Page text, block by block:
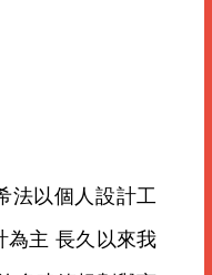
法以個人設計工
為主 長久以來我